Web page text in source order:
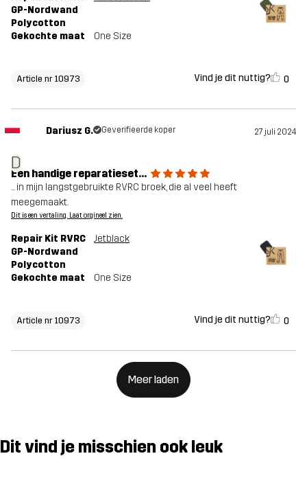
GP-Nordwand
Polycotton
Gekochte maat One Size
Article nr 10973 Vind je dit nuttig? 0
D
Dariusz G. Geverifieerde koper 27 juli 2024
Een handige reparatieset...
... in mijn langstgebruikte RVRC broek, die al veel heeft
meegemaakt.
Dit is een vertaling. Laat orgineel zien.
Repair Kit RVRC
GP-Nordwand
Polycotton
Jetblack
Gekochte maat One Size
Article nr 10973 Vind je dit nuttig? 0
Meer laden
Dit vind je misschien ook leuk